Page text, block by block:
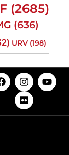
(2685)
(636)
URV (198)